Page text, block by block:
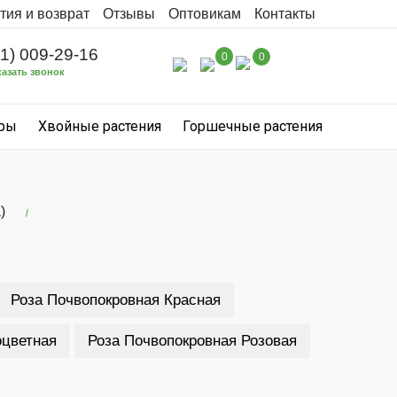
и возврат Отзывы Оптовикам Контакты
009-29-16
звонок
0 0
Хвойные растения Горшечные растения
Роза Почвопокровная Красная
Роза Почвопокровная Розовая